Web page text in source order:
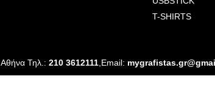
T-SHIRTS
Τηλ.: 210 3612111,Email: